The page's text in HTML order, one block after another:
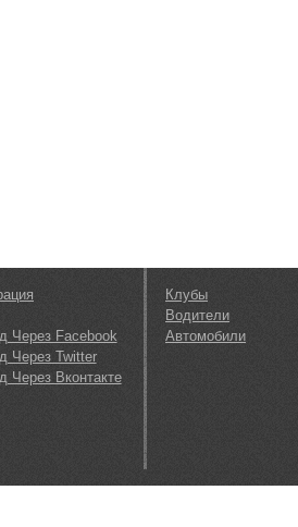
Через Facebook
Через Twitter
Через Вконтакте
Клубы
Водители
Автомобили